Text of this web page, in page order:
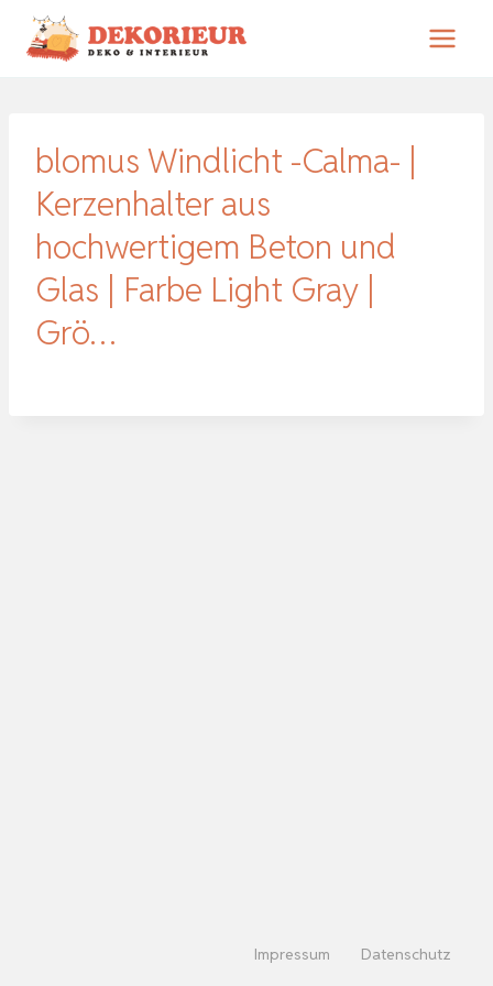
Zum
Inhalt
blomus Windlicht -Calma- |
Kerzenhalter aus
hochwertigem Beton und
Glas | Farbe Light Gray |
Grö…
Impressum Datenschutz